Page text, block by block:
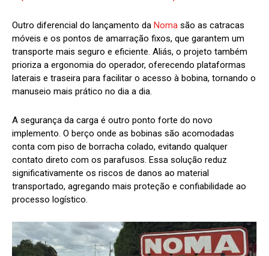
Outro diferencial do lançamento da Noma são as catracas
móveis e os pontos de amarração fixos, que garantem um
transporte mais seguro e eficiente. Aliás, o projeto também
prioriza a ergonomia do operador, oferecendo plataformas
laterais e traseira para facilitar o acesso à bobina, tornando o
manuseio mais prático no dia a dia.
A segurança da carga é outro ponto forte do novo
implemento. O berço onde as bobinas são acomodadas
conta com piso de borracha colado, evitando qualquer
contato direto com os parafusos. Essa solução reduz
significativamente os riscos de danos ao material
transportado, agregando mais proteção e confiabilidade ao
processo logístico.